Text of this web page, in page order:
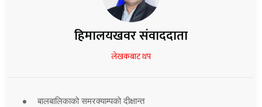
हिमालयखवर संवाददाता
लेखकबाट थप
बालबालिकाको समरक्याम्पको दीक्षान्त